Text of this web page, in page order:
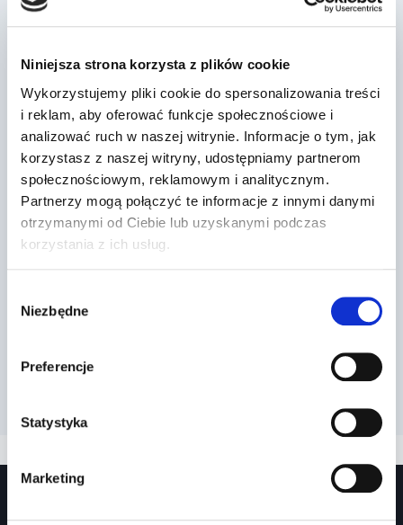
Niniejsza strona korzysta z plików cookie
Wykorzystujemy pliki cookie do spersonalizowania treści
i reklam, aby oferować funkcje społecznościowe i
analizować ruch w naszej witrynie. Informacje o tym, jak
korzystasz z naszej witryny, udostępniamy partnerom
społecznościowym, reklamowym i analitycznym.
Partnerzy mogą połączyć te informacje z innymi danymi
otrzymanymi od Ciebie lub uzyskanymi podczas
korzystania z ich usług.
zgody
Niezbędne
Preferencje
Statystyka
Marketing
samochód oso…
Przez 2022-03-13